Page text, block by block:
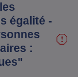
égalité -
: